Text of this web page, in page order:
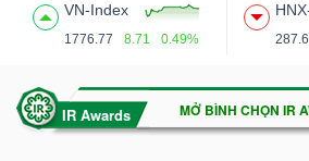
VN-Index
1776.77 8.71 0.49%
Tính
(-)
VIETSTOCK